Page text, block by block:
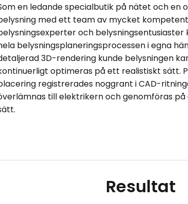
en ledande specialbutik på nätet och en
med ett team av mycket
och belysningsentusiaster
belysningsplaneringsprocessen i egna
3D-rendering kunde belysningen
optimeras på ett realistiskt sätt.
registrerades noggrant i CAD-
till elektrikern och genomföras
Resultat